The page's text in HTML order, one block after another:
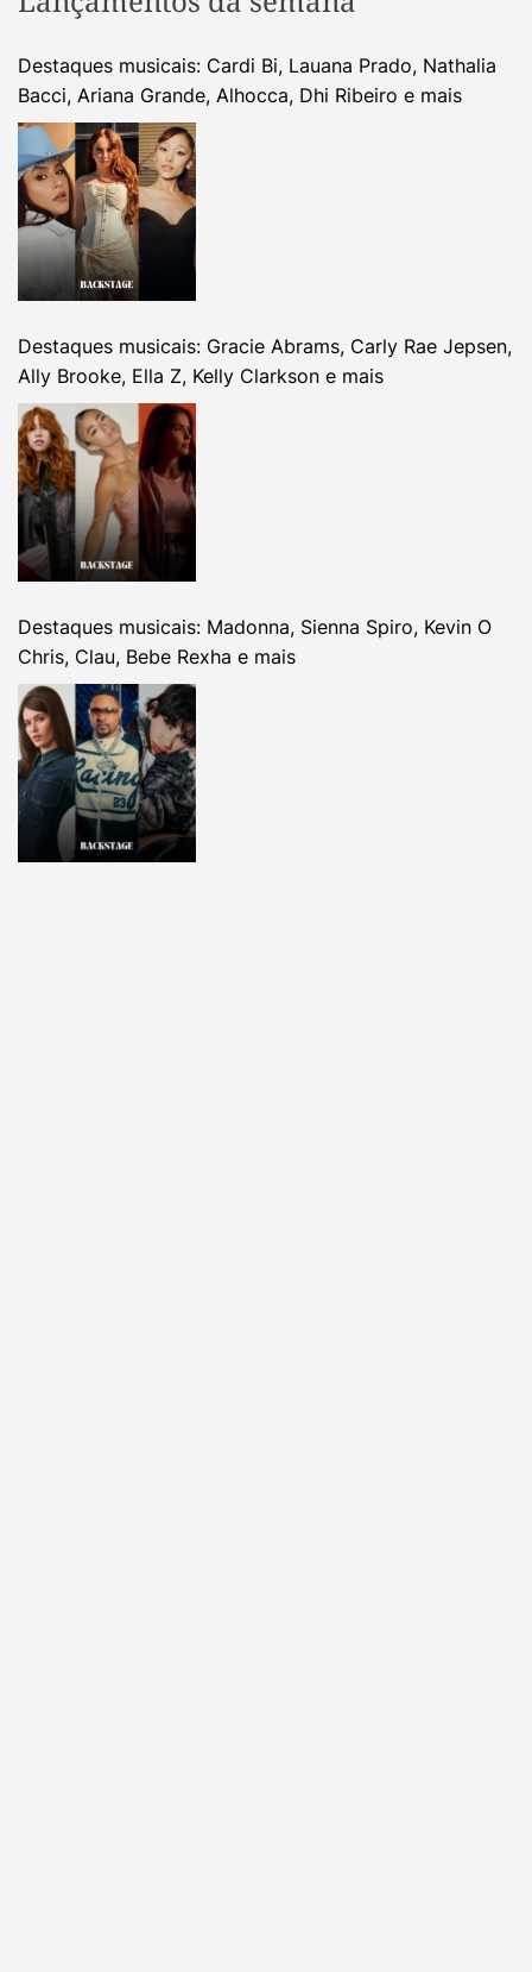
Destaques musicais: Cardi Bi, Lauana Prado, Nathalia
Bacci, Ariana Grande, Alhocca, Dhi Ribeiro e mais
Destaques musicais: Gracie Abrams, Carly Rae Jepsen,
Ally Brooke, Ella Z, Kelly Clarkson e mais
Destaques musicais: Madonna, Sienna Spiro, Kevin O
Chris, Clau, Bebe Rexha e mais